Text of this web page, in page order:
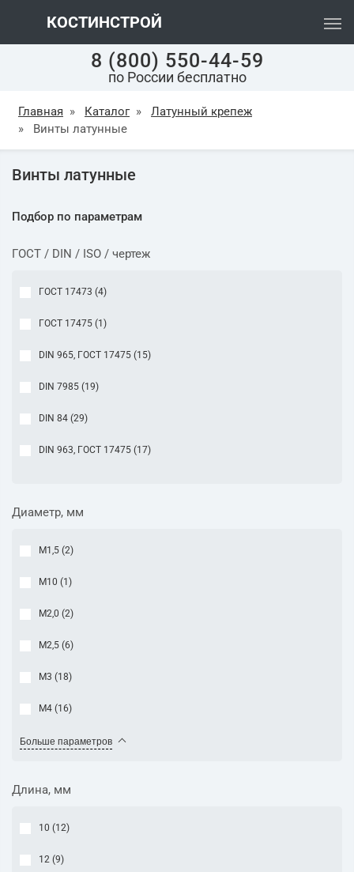
КОСТИНСТРОЙ
8 (800) 550-44-59
по России бесплатно
Главная » Каталог »
Латунный крепеж
»
Винты латунные
Винты латунные
Подбор по параметрам
ГОСТ / DIN / ISO / чертеж
ГОСТ 17473 (4)
ГОСТ 17475 (1 )
DIN 965, ГОСТ 17475 (15)
DIN 7985 (19)
DIN 84 (29)
DIN 963, ГОСТ 17475 (17)
Диаметр, мм
М1,5 (2)
М10 (1 )
М2,0 (2)
М2,5 (6)
М3 (18)
М4 (16)
Больше параметров
Длина, мм
10 (12)
12 (9)